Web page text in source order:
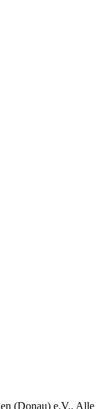
(Donau) e.V.. Alle